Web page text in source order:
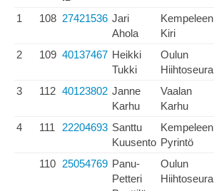
1 108 27421536 Jari
Ahola
Kempeleen
Kiri
2 109 40137467 Heikki
Tukki
Oulun
Hiihtoseura
3 112 40123802 Janne
Karhu
Vaalan
Karhu
4 111 22204693 Santtu
Kuusento
Kempeleen
Pyrintö
110 25054769 Panu-
Petteri
Oulun
Hiihtoseura